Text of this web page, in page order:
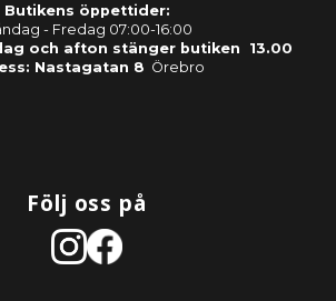
Butikens öppettider:
- Fredag 07:00-16:00
och afton stänger butiken 13.00
Nastagatan 8 Örebro
Följ oss på